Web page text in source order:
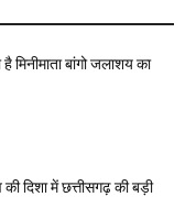
मिनीमाता बांगो जलाशय का
दिशा में छत्तीसगढ़ की बड़ी